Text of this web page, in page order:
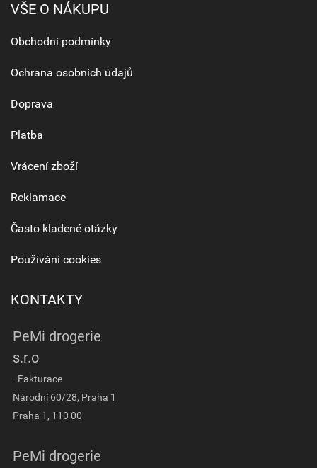
VŠE O NÁKUPU
Obchodní podmínky
Ochrana osobních údajů
Doprava
Platba
Vrácení zboží
Reklamace
Často kladené otázky
Používání cookies
KONTAKTY
PeMi drogerie
s.r.o
- Fakturace
Národní 60/28, Praha 1
Praha 1, 110 00
PeMi drogerie